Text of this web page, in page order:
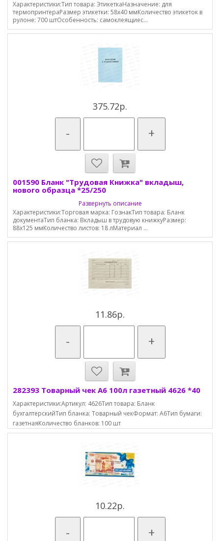
Характеристики:Тип товара: ЭтикеткаНазначение: для
термопринтераРазмер этикетки: 58х40 ммКоличество этикеток в
рулоне: 700 штОсобенность: самоклеящиес...
375.72р.
- +
001590 Бланк "Трудовая Книжка" вкладыш,
нового образца *25/250
Развернуть описание
Характеристики:Торговая марка: ГознакТип товара: Бланк
документаТип бланка: Вкладыш в трудовую книжкуРазмер:
88х125 ммКоличество листов: 18 лМатериал ...
11.86р.
- +
282393 Товарный чек А6 100л газетный 4626 *40
Характеристики:Артикул: 4626Тип товара: Бланк
бухгалтерскийТип бланка: Товарный чекФормат: А6Тип бумаги:
газетнаяКоличество бланков: 100 шт
10.22р.
- +